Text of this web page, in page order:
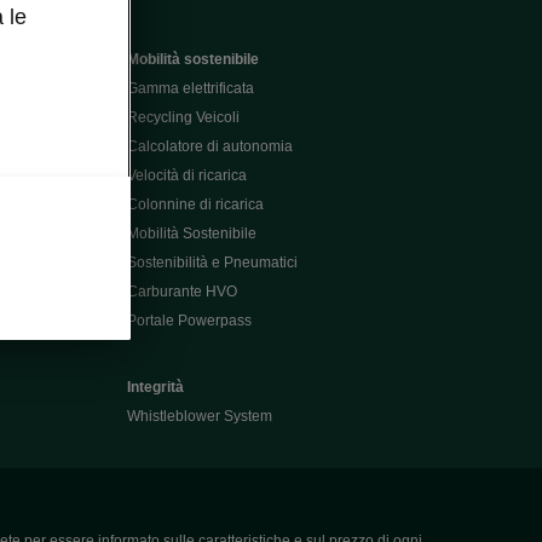
Mobilità sostenibile
Gamma elettrificata
Recycling Veicoli
Calcolatore di autonomia
Velocità di ricarica
Colonnine di ricarica
Mobilità Sostenibile
Sostenibilità e Pneumatici
Carburante HVO
Portale Powerpass
Integrità
Whistleblower System
le